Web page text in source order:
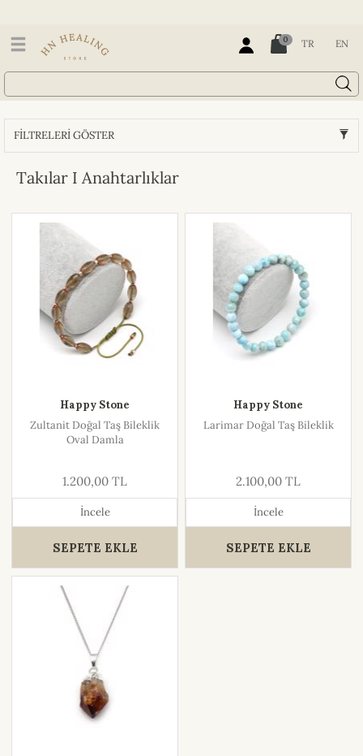
0 TR EN
FİLTRELERİ GÖSTER
Takılar I Anahtarlıklar
Happy Stone
Zultanit Doğal Taş Bileklik
Oval Damla
1.200,00 TL
İncele
SEPETE EKLE
Happy Stone
Larimar Doğal Taş Bileklik
2.100,00 TL
İncele
SEPETE EKLE